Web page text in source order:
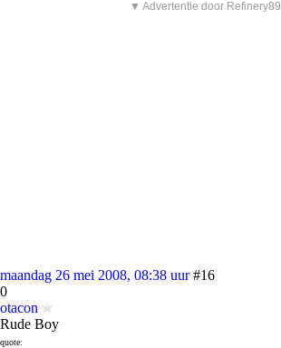
▼ Advertentie door Refinery89
maandag 26 mei 2008, 08:38 uur #16
0
otacon
Rude Boy
quote: